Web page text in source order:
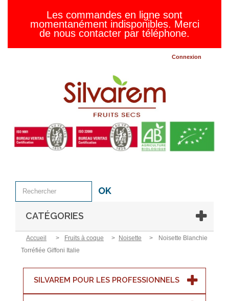
Les commandes en ligne sont
momentanément indisponibles. Merci
de nous contacter par téléphone.
Connexion
OK
CATÉGORIES
Accueil > Fruits à coque > Noisette >
Noisette Blanchie
Torréfiée Giffoni Italie
SILVAREM POUR LES PROFESSIONNELS